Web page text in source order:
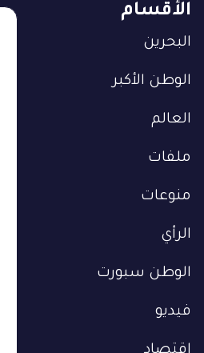
الأقسام
البحرين
الوطن الأكبر
العالم
ملفات
منوعات
الرأي
الوطن سبورت
فيديو